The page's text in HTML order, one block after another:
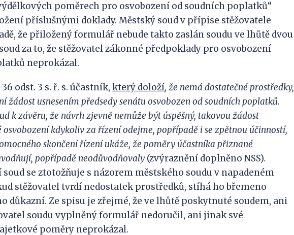
poměrech pro osvobození od soudních poplatků“
příslušnými doklady. Městský soud v přípise stěžovatele
že přiložený formulář nebude takto zaslán soudu ve lhůtě dvou
za to, že stěžovatel zákonné předpoklady pro osvobození
neprokázal.
3 s. ř. s. účastník, který doloží, že nemá dostatečné prostředky,
žádost usnesením předsedy senátu osvobozen od soudních poplatků.
k závěru, že návrh zjevně nemůže být úspěšný, takovou žádost
osvobození kdykoliv za řízení odejme, popřípadě i se zpětnou účinností,
skončení řízení ukáže, že poměry účastníka přiznané
popřípadě neodůvodňovaly (zvýraznění doplněno NSS).
se ztotožňuje s názorem městského soudu v napadeném
stěžovatel tvrdí nedostatek prostředků, stíhá ho břemeno
důkazní. Ze spisu je zřejmé, že ve lhůtě poskytnuté soudem, ani
soudu vyplněný formulář nedoručil, ani jinak své
poměry neprokázal.